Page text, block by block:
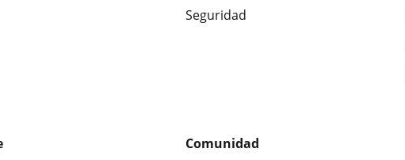
Seguridad
Comunidad